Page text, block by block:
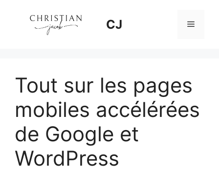
CJ Menu
Tout sur les pages
mobiles accélérées
de Google et
WordPress